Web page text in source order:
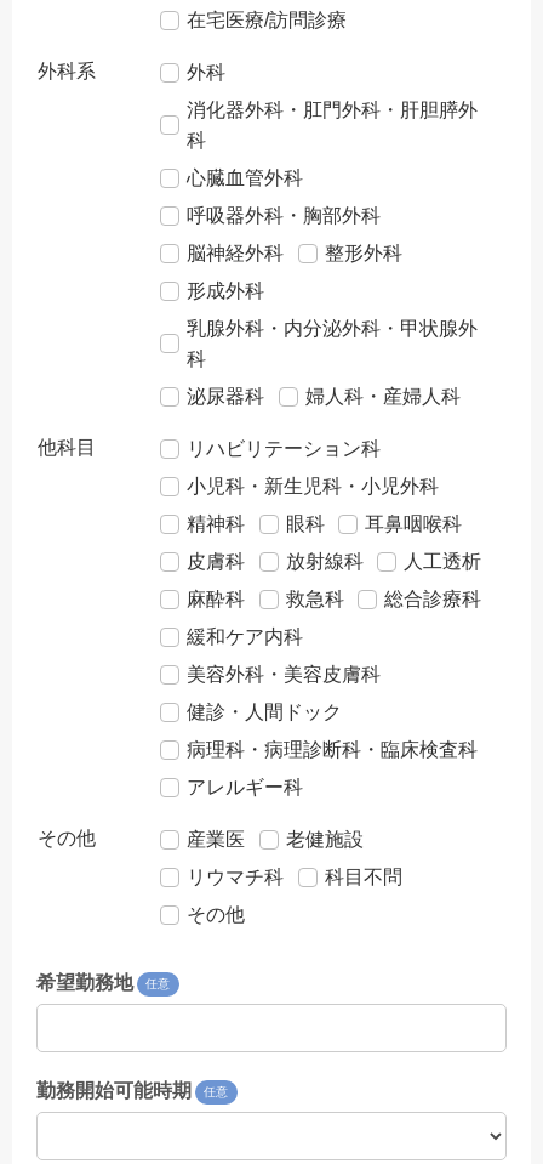
在宅医療/訪問診療
外科系
外科
消化器外科・肛門外科・肝胆膵外
科
心臓血管外科
呼吸器外科・胸部外科
脳神経外科
整形外科
形成外科
乳腺外科・内分泌外科・甲状腺外
科
泌尿器科
婦人科・産婦人科
他科目
リハビリテーション科
小児科・新生児科・小児外科
精神科
眼科
耳鼻咽喉科
皮膚科
放射線科
人工透析
麻酔科
救急科
総合診療科
緩和ケア内科
美容外科・美容皮膚科
健診・人間ドック
病理科・病理診断科・臨床検査科
アレルギー科
その他 産業医
老健施設
リウマチ科
科目不問
その他
希望勤務地 任意
勤務開始可能時期 任意